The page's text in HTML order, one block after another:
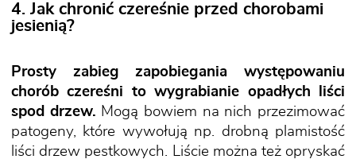
4. Jak chronić czereśnie przed chorobami
jesienią?
Prosty zabieg zapobiegania występowaniu
chorób czereśni to wygrabianie opadłych liści
spod drzew. Mogą bowiem na nich przezimować
patogeny, które wywołują np. drobną plamistość
liści drzew pestkowych. Liście można też opryskać